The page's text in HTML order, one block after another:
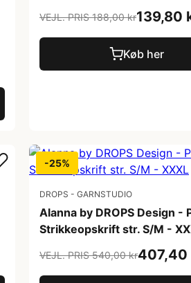
VEJL. PRIS 188,00 kr139,80
Køb her
-25%
DROPS - GARNSTUDIO
Alanna by DROPS Design -
Strikkeopskrift str. S/M -
VEJL. PRIS 540,00 kr407,40